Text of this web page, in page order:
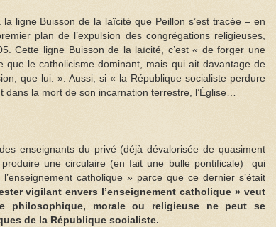
ligne Buisson de la laïcité que Peillon s’est tracée – en
plan de l’expulsion des congrégations religieuses,
Cette ligne Buisson de la laïcité, c’est « de forger une
que le catholicisme dominant, mais qui ait davantage de
que lui. ». Aussi, si « la République socialiste perdure
la mort de son incarnation terrestre, l’Église…
enseignants du privé (déjà dévalorisée de quasiment
une circulaire (en fait une bulle pontificale) qui
catholique » parce que ce dernier s’était
vigilant envers l’enseignement catholique » veut
philosophique, morale ou religieuse ne peut se
de la République socialiste.